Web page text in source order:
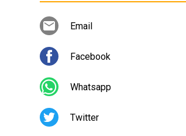
Email
Facebook
Whatsapp
Twitter